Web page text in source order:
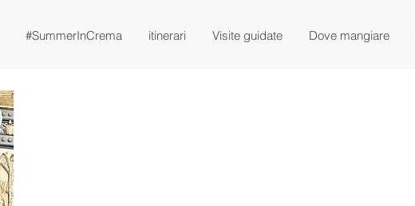
#SummerInCrema itinerari Visite guidate Dove mangiare